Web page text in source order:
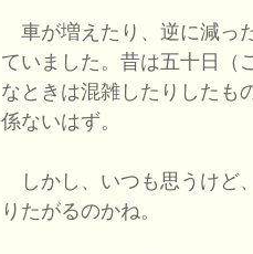
車が増えたり、逆に減っ
ていました。昔は五十日（
なときは混雑したりしたも
係ないはず。
しかし、いつも思うけど
りたがるのかね。